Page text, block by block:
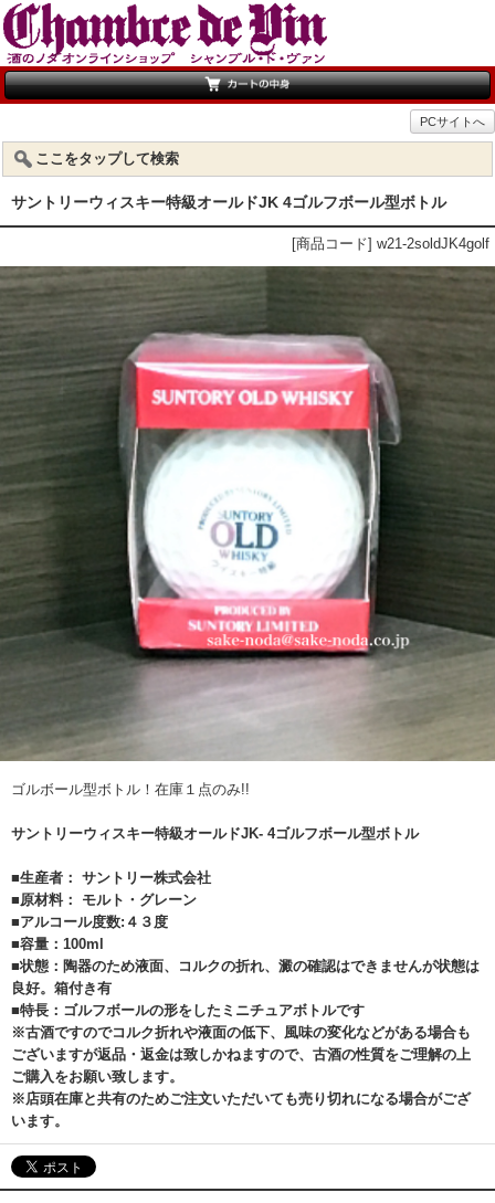
PCサイトへ
ここをタップして検索
サントリーウィスキー特級オールドJK 4ゴルフボール型ボトル
[商品コード] w21-2soldJK4golf
ゴルボール型ボトル！在庫１点のみ!!
サントリーウィスキー特級オールドJK- 4ゴルフボール型ボトル
■生産者： サントリー株式会社
■原材料： モルト・グレーン
■アルコール度数:４３度
■容量：100ml
■状態：陶器のため液面、コルクの折れ、澱の確認はできませんが状態は
良好。箱付き有
■特長：ゴルフボールの形をしたミニチュアボトルです
※古酒ですのでコルク折れや液面の低下、風味の変化などがある場合も
ございますが返品・返金は致しかねますので、古酒の性質をご理解の上
ご購入をお願い致します。
※店頭在庫と共有のためご注文いただいても売り切れになる場合がござ
います。